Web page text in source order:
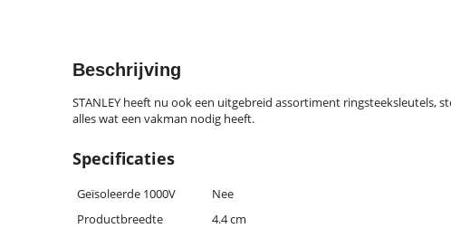
Beschrijving
STANLEY heeft nu ook een uitgebreid assortiment ringsteeksleutels,
alles wat een vakman nodig heeft.
Specificaties
Geïsoleerde 1000V
Nee
Productbreedte
4.4 cm